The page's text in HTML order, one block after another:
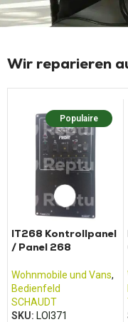
Wir reparieren
Populaire
IT268 Kontrollpanel
/ Panel 268
Wohnmobile und Vans,
Bedienfeld
SCHAUDT
SKU: LOI371